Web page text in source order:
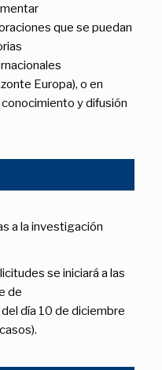
que se puedan
Europa), o en
y difusión
a la investigación
se iniciará a las
de
día 10 de diciembre